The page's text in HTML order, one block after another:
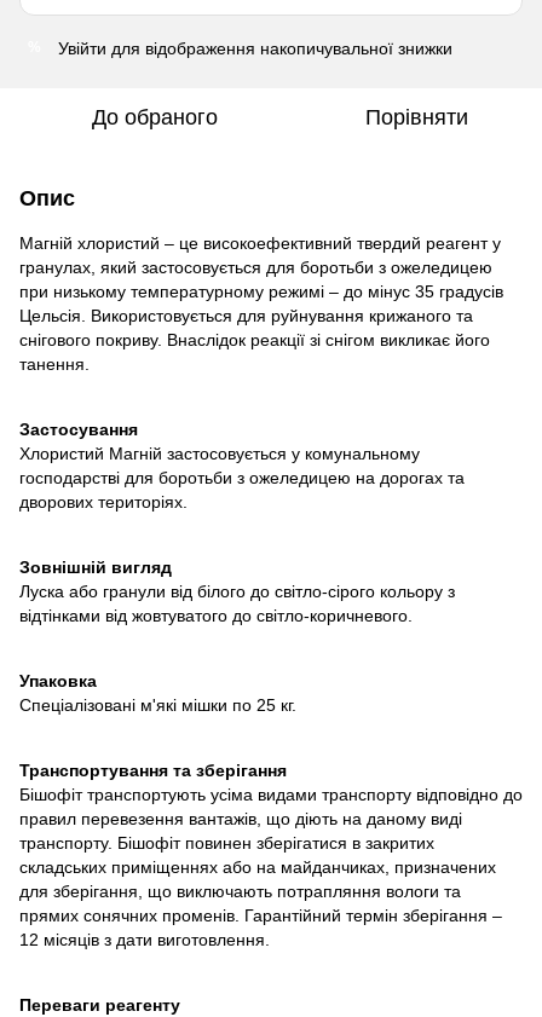
Увійти для відображення накопичувальної знижки
До обраного Порівняти
Опис
Магній хлористий – це високоефективний твердий реагент у
гранулах, який застосовується для боротьби з ожеледицею
при низькому температурному режимі – до мінус 35 градусів
Цельсія. Використовується для руйнування крижаного та
снігового покриву. Внаслідок реакції зі снігом викликає його
танення.
Застосування
Хлористий Магній застосовується у комунальному
господарстві для боротьби з ожеледицею на дорогах та
дворових територіях.
Зовнішній вигляд
Луска або гранули від білого до світло-сірого кольору з
відтінками від жовтуватого до світло-коричневого.
Упаковка
Спеціалізовані м'які мішки по 25 кг.
Транспортування та зберігання
Бішофіт транспортують усіма видами транспорту відповідно до
правил перевезення вантажів, що діють на даному виді
транспорту. Бішофіт повинен зберігатися в закритих
складських приміщеннях або на майданчиках, призначених
для зберігання, що виключають потрапляння вологи та
прямих сонячних променів. Гарантійний термін зберігання –
12 місяців з дати виготовлення.
Переваги реагенту